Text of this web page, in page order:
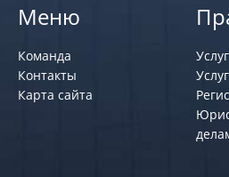
Меню
Команда
Контакты
Карта сайта